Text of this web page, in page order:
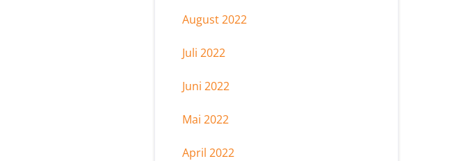
August 2022
Juli 2022
Juni 2022
Mai 2022
April 2022